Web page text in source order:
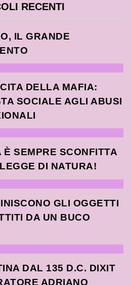
RECENTI
IL GRANDE
DELLA MAFIA:
SOCIALE AGLI ABUSI
È SEMPRE SCONFITTA
DI NATURA!
GLI OGGETTI
DA UN BUCO
DAL 135 D.C. DIXIT
ADRIANO